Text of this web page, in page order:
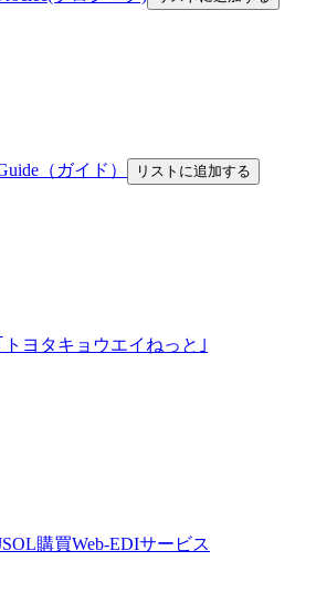
（ガイド） リストに追加する
トヨタキョウエイねっと｣
購買Web-EDIサービス